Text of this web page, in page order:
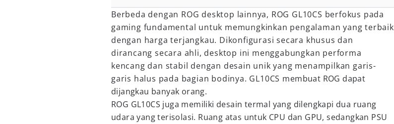
Berbeda dengan ROG desktop lainnya, ROG GL10CS berfokus pada
gaming fundamental untuk memungkinkan pengalaman yang terbaik
dengan harga terjangkau. Dikonfigurasi secara khusus dan
dirancang secara ahli, desktop ini menggabungkan performa
kencang dan stabil dengan desain unik yang menampilkan garis-
garis halus pada bagian bodinya. GL10CS membuat ROG dapat
dijangkau banyak orang.
ROG GL10CS juga memiliki desain termal yang dilengkapi dua ruang
udara yang terisolasi. Ruang atas untuk CPU dan GPU, sedangkan PSU